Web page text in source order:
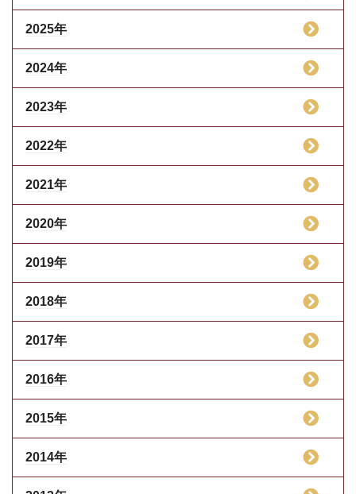
2025年
2024年
2023年
2022年
2021年
2020年
2019年
2018年
2017年
2016年
2015年
2014年